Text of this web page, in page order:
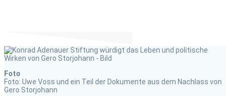
Foto
Foto: Uwe Voss und ein Teil der Dokumente aus dem Nachlass von
Gero Storjohann